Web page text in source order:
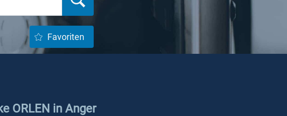
Favoriten
ORLEN in Anger